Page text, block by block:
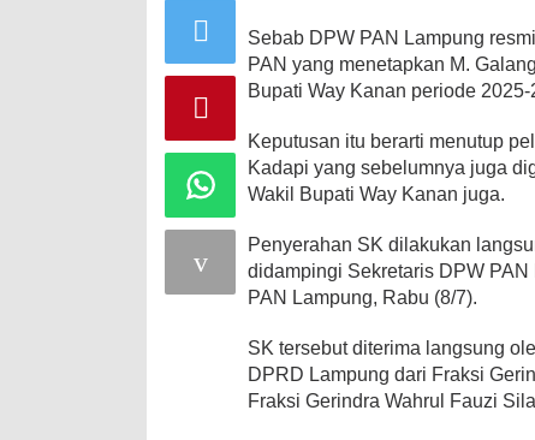
Sebab DPW PAN Lampung
PAN yang menetapkan M.
Bupati Way Kanan periode 2025-
Keputusan itu berarti menutup
Kadapi yang sebelumnya juga
Wakil Bupati Way Kanan juga.
Penyerahan SK dilakukan
didampingi Sekretaris DPW
PAN Lampung, Rabu (8/7).
SK tersebut diterima langsung
DPRD Lampung dari Fraksi
Fraksi Gerindra Wahrul Fauzi